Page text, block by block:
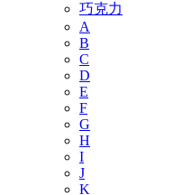
巧克力
A
B
C
D
E
F
G
H
I
J
K